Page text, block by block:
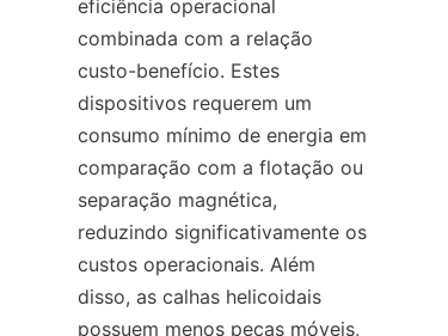
eficiência operacional
combinada com a relação
custo-benefício. Estes
dispositivos requerem um
consumo mínimo de energia em
comparação com a flotação ou
separação magnética,
reduzindo significativamente os
custos operacionais. Além
disso, as calhas helicoidais
possuem menos peças móveis,